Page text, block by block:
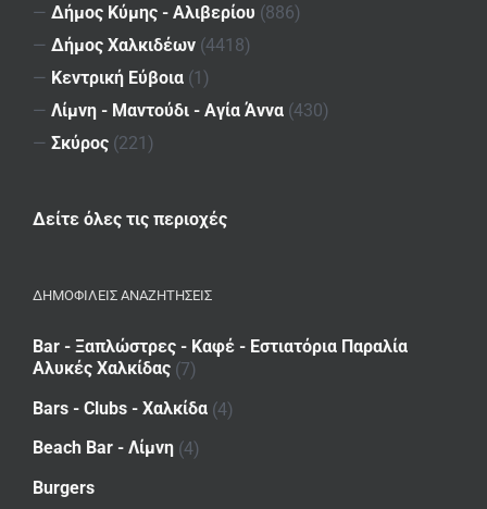
— Δήμος Κύμης - Αλιβερίου (886)
— Δήμος Χαλκιδέων (4418)
— Κεντρική Εύβοια (1)
— Λίμνη - Μαντούδι - Αγία Άννα (430)
— Σκύρος (221)
Δείτε όλες τις περιοχές
ΔΗΜΟΦΙΛΕΙΣ ΑΝΑΖΗΤΗΣΕΙΣ
Bar - Ξαπλώστρες - Καφέ - Εστιατόρια Παραλία
Αλυκές Χαλκίδας (7)
Bars - Clubs - Χαλκίδα (4)
Beach Bar - Λίμνη (4)
Burgers